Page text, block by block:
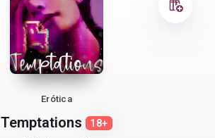
Erótica
Temptations 18+